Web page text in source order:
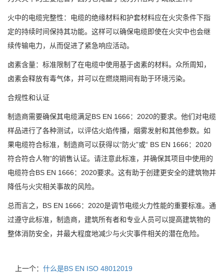
火中的电缆完整性：电缆的绝缘材料和护套材料应在火灾条件下指
定的持续时间保持其功能。这样可以确保电缆即使在火灾中也会继
续传输电力，从而促进了紧急响应活动。
卤素含量：标准限制了在电缆中使用基于卤素的材料。众所周知，
卤素会释放有毒气体，并可以在燃烧期间有助于环境污染。
合规性和认证
制造商需要确保其电缆满足BS EN 1666：2020的要求。他们对电缆
样品进行了各种测试，以评估火焰传播，烟雾发射和其他参数。如
果电缆符合标准，制造商可以获得以“防火”或“ BS EN 1666：2020
符合符合人物”的销售认证。请注意此标准，并确保其项目中使用的
电缆符合BS EN 1666：2020要求。这有助于创建更安全的建筑物并
降低与火灾相关事故的风险。
总而言之，BS EN 1666：2020是调节电缆火力性能的重要标准。通
过遵守此标准，制造商，建筑所有者和专业人员可以提高建筑物的
整体消防安全，并最大程度地减少与火灾事件相关的潜在危险。
上一个： 什么是BS EN ISO 48012019